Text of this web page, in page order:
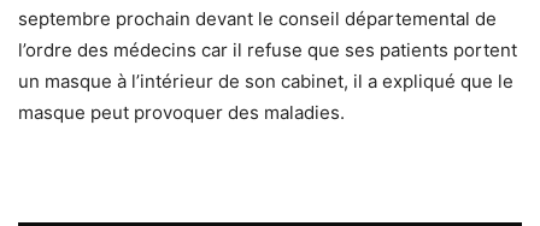
septembre prochain devant le conseil départemental de
l’ordre des médecins car il refuse que ses patients portent
un masque à l’intérieur de son cabinet, il a expliqué que le
masque peut provoquer des maladies.